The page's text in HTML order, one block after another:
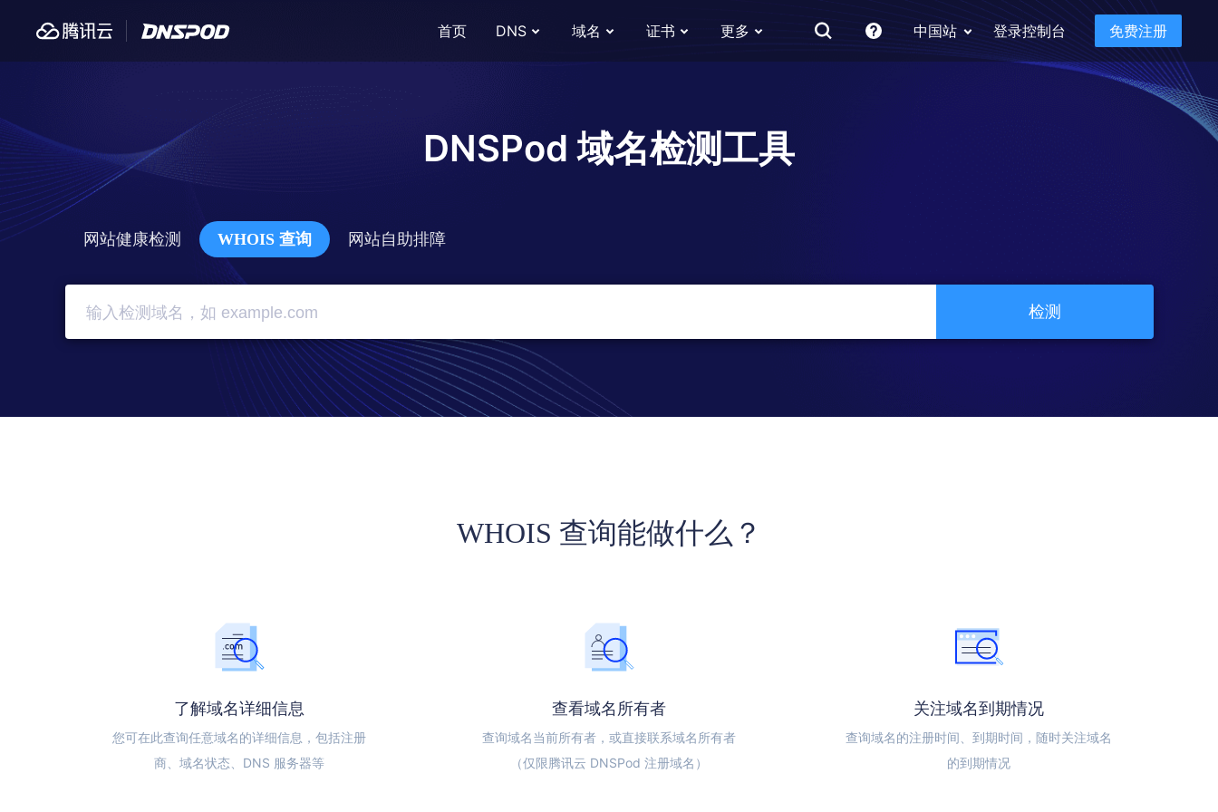
首页 DNS 域名 证书 更多 中国站 登录控制台 免费注册
DNSPod 域名检测工具
网站健康检测 WHOIS 查询 网站自助排障
检测
WHOIS 查询能做什么？
了解域名详细信息
您可在此查询任意域名的详细信息，包括注册
商、域名状态、DNS 服务器等
查看域名所有者
查询域名当前所有者，或直接联系域名所有者
（仅限腾讯云 DNSPod 注册域名）
关注域名到期情况
查询域名的注册时间、到期时间，随时关注域名
的到期情况